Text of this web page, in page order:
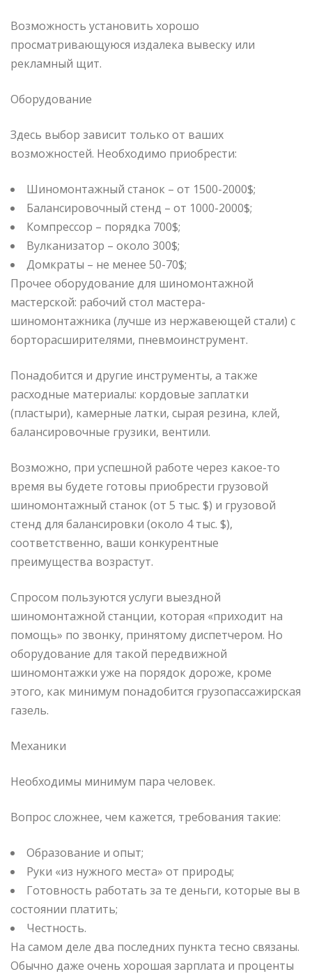
Возможность установить хорошо
просматривающуюся издалека вывеску или
рекламный щит.
Оборудование
Здесь выбор зависит только от ваших
возможностей. Необходимо приобрести:
Шиномонтажный станок – от 1500-2000$;
Балансировочный стенд – от 1000-2000$;
Компрессор – порядка 700$;
Вулканизатор – около 300$;
Домкраты – не менее 50-70$;
Прочее оборудование для шиномонтажной
мастерской: рабочий стол мастера-
шиномонтажника (лучше из нержавеющей стали) с
борторасширителями, пневмоинструмент.
Понадобится и другие инструменты, а также
расходные материалы: кордовые заплатки
(пластыри), камерные латки, сырая резина, клей,
балансировочные грузики, вентили.
Возможно, при успешной работе через какое-то
время вы будете готовы приобрести грузовой
шиномонтажный станок (от 5 тыс. $) и грузовой
стенд для балансировки (около 4 тыс. $),
соответственно, ваши конкурентные
преимущества возрастут.
Спросом пользуются услуги выездной
шиномонтажной станции, которая «приходит на
помощь» по звонку, принятому диспетчером. Но
оборудование для такой передвижной
шиномонтажки уже на порядок дороже, кроме
этого, как минимум понадобится грузопассажирская
газель.
Механики
Необходимы минимум пара человек.
Вопрос сложнее, чем кажется, требования такие:
Образование и опыт;
Руки «из нужного места» от природы;
Готовность работать за те деньги, которые вы в
состоянии платить;
Честность.
На самом деле два последних пункта тесно связаны.
Обычно даже очень хорошая зарплата и проценты